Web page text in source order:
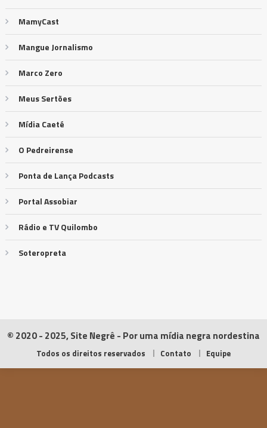
MamyCast
Mangue Jornalismo
Marco Zero
Meus Sertões
Mídia Caeté
O Pedreirense
Ponta de Lança Podcasts
Portal Assobiar
Rádio e TV Quilombo
Soteropreta
© 2020 - 2025, Site Negrê - Por uma mídia negra nordestina
Todos os direitos reservados Contato Equipe